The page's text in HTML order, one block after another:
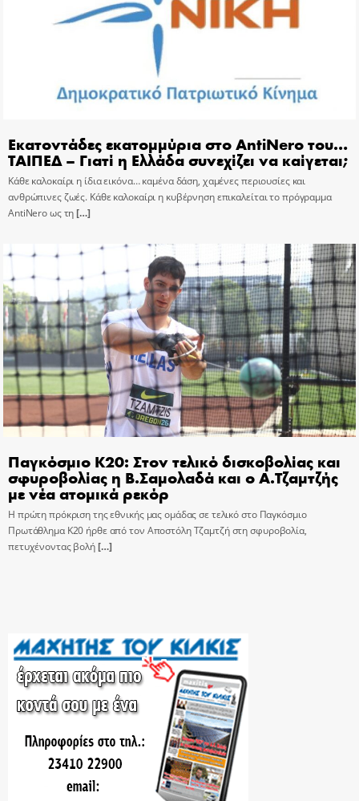
Εκατοντάδες εκατομμύρια στο AntiNero του…
ΤΑΙΠΕΔ – Γιατί η Ελλάδα συνεχίζει να καίγεται;
Κάθε καλοκαίρι η ίδια εικόνα… καμένα δάση, χαμένες περιουσίες και
ανθρώπινες ζωές. Κάθε καλοκαίρι η κυβέρνηση επικαλείται το πρόγραμμα
AntiNero ως τη[…]
Παγκόσμιο Κ20: Στον τελικό δισκοβολίας και
σφυροβολίας η Β.Σαμολαδά και ο Α.Τζαμτζής
με νέα ατομικά ρεκόρ
Η πρώτη πρόκριση της εθνικής μας ομάδας σε τελικό στο Παγκόσμιο
Πρωτάθλημα Κ20 ήρθε από τον Αποστόλη Τζαμτζή στη σφυροβολία,
πετυχένοντας βολή[…]